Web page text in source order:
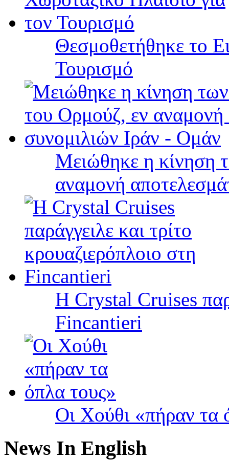
Θεσμοθετήθηκε το
Τουρισμό
Μειώθηκε η κίνηση
αναμονή
Η Crystal Cruises
Fincantieri
Οι Χούθι «πήραν τα
News In English